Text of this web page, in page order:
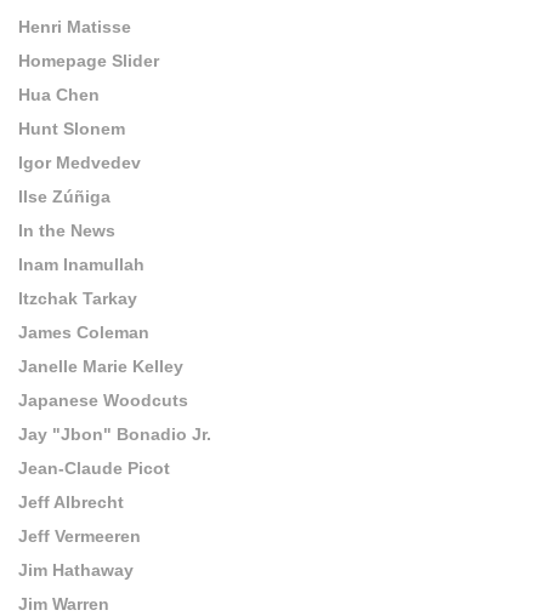
Henri Matisse
Homepage Slider
Hua Chen
Hunt Slonem
Igor Medvedev
Ilse Zúñiga
In the News
Inam Inamullah
Itzchak Tarkay
James Coleman
Janelle Marie Kelley
Japanese Woodcuts
Jay "Jbon" Bonadio Jr.
Jean-Claude Picot
Jeff Albrecht
Jeff Vermeeren
Jim Hathaway
Jim Warren